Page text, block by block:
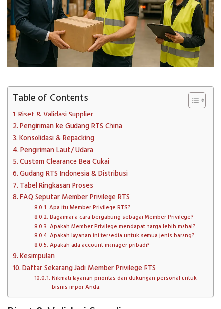
Table of Contents
Riset & Validasi Supplier
Pengiriman ke Gudang RTS China
Konsolidasi & Repacking
Pengiriman Laut/ Udara
Custom Clearance Bea Cukai
Gudang RTS Indonesia & Distribusi
Tabel Ringkasan Proses
FAQ Seputar Member Privilege RTS
Apa itu Member Privilege RTS?
Bagaimana cara bergabung sebagai Member Privilege?
Apakah Member Privilege mendapat harga lebih mahal?
Apakah layanan ini tersedia untuk semua jenis barang?
Apakah ada account manager pribadi?
Kesimpulan
Daftar Sekarang Jadi Member Privilege RTS
Nikmati layanan prioritas dan dukungan personal untuk
bisnis impor Anda.